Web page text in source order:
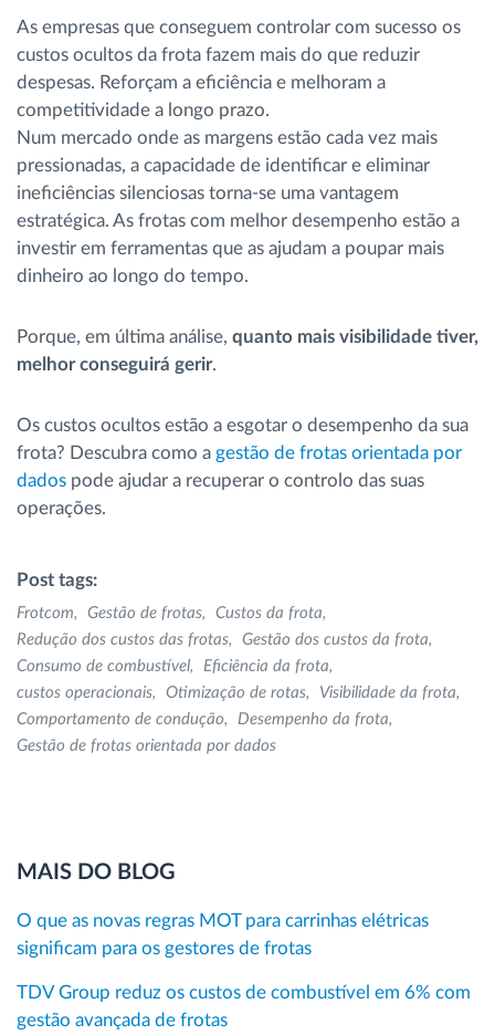
As empresas que conseguem controlar com sucesso os
custos ocultos da frota fazem mais do que reduzir
despesas. Reforçam a eficiência e melhoram a
competitividade a longo prazo.
Num mercado onde as margens estão cada vez mais
pressionadas, a capacidade de identificar e eliminar
ineficiências silenciosas torna-se uma vantagem
estratégica. As frotas com melhor desempenho estão a
investir em ferramentas que as ajudam a poupar mais
dinheiro ao longo do tempo.
Porque, em última análise, quanto mais visibilidade tiver,
melhor conseguirá gerir.
Os custos ocultos estão a esgotar o desempenho da sua
frota? Descubra como a gestão de frotas orientada por
dados pode ajudar a recuperar o controlo das suas
operações.
Post tags:
Frotcom Gestão de frotas
Custos da frota
Redução dos custos das frotas
Gestão dos custos da frota
Consumo de combustível
Eficiência da frota
custos operacionais
Otimização de rotas
Visibilidade da frota
Comportamento de condução
Desempenho da frota
Gestão de frotas orientada por dados
MAIS DO BLOG
O que as novas regras MOT para carrinhas elétricas
significam para os gestores de frotas
TDV Group reduz os custos de combustível em 6% com
gestão avançada de frotas